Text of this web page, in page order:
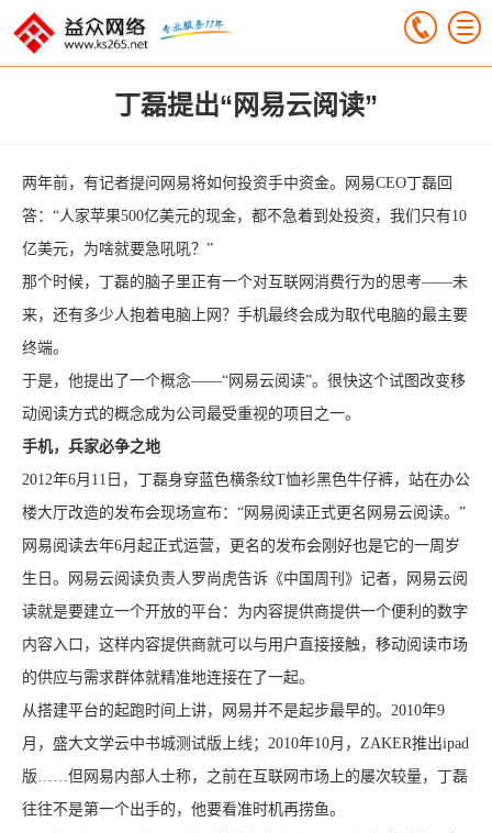
丁磊提出“网易云阅读”
两年前，有记者提问网易将如何投资手中资金。网易CEO丁磊回
答：“人家苹果500亿美元的现金，都不急着到处投资，我们只有10
亿美元，为啥就要急吼吼？”
那个时候，丁磊的脑子里正有一个对互联网消费行为的思考——未
来，还有多少人抱着电脑上网？手机最终会成为取代电脑的最主要
终端。
于是，他提出了一个概念——“网易云阅读”。很快这个试图改变移
动阅读方式的概念成为公司最受重视的项目之一。
手机，兵家必争之地
2012年6月11日，丁磊身穿蓝色横条纹T恤衫黑色牛仔裤，站在办公
楼大厅改造的发布会现场宣布：“网易阅读正式更名网易云阅读。”
网易阅读去年6月起正式运营，更名的发布会刚好也是它的一周岁
生日。网易云阅读负责人罗尚虎告诉《中国周刊》记者，网易云阅
读就是要建立一个开放的平台：为内容提供商提供一个便利的数字
内容入口，这样内容提供商就可以与用户直接接触，移动阅读市场
的供应与需求群体就精准地连接在了一起。
从搭建平台的起跑时间上讲，网易并不是起步最早的。2010年9
月，盛大文学云中书城测试版上线；2010年10月，ZAKER推出ipad
版……但网易内部人士称，之前在互联网市场上的屡次较量，丁磊
往往不是第一个出手的，他要看准时机再捞鱼。